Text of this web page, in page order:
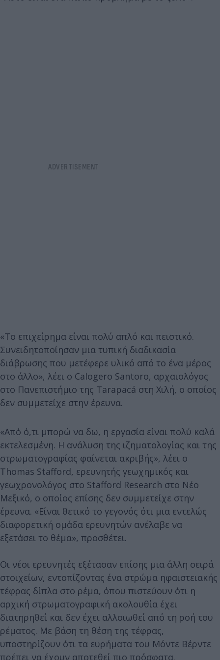
«Το επιχείρημα είναι πολύ απλό και πειστικό.
Συνειδητοποίησαν μια τυπική διαδικασία
διάβρωσης που μετέφερε υλικό από το ένα μέρος
στο άλλο», λέει ο Calogero Santoro, αρχαιολόγος
στο Πανεπιστήμιο της Tarapacá στη Χιλή, ο οποίος
δεν συμμετείχε στην έρευνα.
«Από ό,τι μπορώ να δω, η εργασία είναι πολύ καλά
εκτελεσμένη. Η ανάλυση της ιζηματολογίας και της
στρωματογραφίας φαίνεται ακριβής», λέει ο
Thomas Stafford, ερευνητής γεωχημικός και
γεωχρονολόγος στο Stafford Research στο Νέο
Μεξικό, ο οποίος επίσης δεν συμμετείχε στην
έρευνα. «Είναι θετικό το γεγονός ότι μια εντελώς
διαφορετική ομάδα ερευνητών ανέλαβε να
εξετάσει το θέμα», προσθέτει.
Οι νέοι ερευνητές εξέτασαν επίσης μια άλλη σειρά
στοιχείων, εντοπίζοντας ένα στρώμα ηφαιστειακής
τέφρας δίπλα στο ρέμα, όπου πιστεύουν ότι η
αρχική στρωματογραφική ακολουθία έχει
διατηρηθεί και δεν έχει αλλοιωθεί από τη ροή του
ρέματος. Με βάση τη θέση της τέφρας,
υποστηρίζουν ότι τα ευρήματα του Μόντε Βέρντε
πρέπει να έχουν αποτεθεί πιο πρόσφατα.